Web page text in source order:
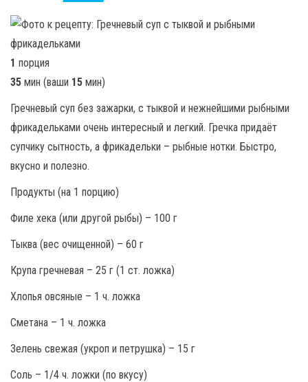
1 порция
35 мин (ваши 15 мин)
Гречневый суп без зажарки, с тыквой и нежнейшими рыбными
фрикадельками очень интересный и легкий. Гречка придаёт
супчику сытность, а фрикадельки – рыбные нотки. Быстро,
вкусно и полезно.
Продукты (на 1 порцию)
Филе хека (или другой рыбы) – 100 г
Тыква (вес очищенной) – 60 г
Крупа гречневая – 25 г (1 ст. ложка)
Хлопья овсяные – 1 ч. ложка
Сметана – 1 ч. ложка
Зелень свежая (укроп и петрушка) – 15 г
Соль – 1/4 ч. ложки (по вкусу)